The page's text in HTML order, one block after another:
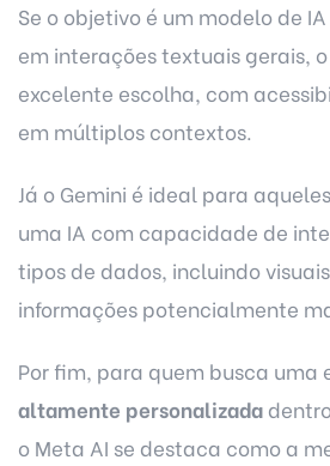
Se o objetivo é um modelo de
em interações textuais gerais,
excelente escolha, com
em múltiplos contextos.
Já o Gemini é ideal para
uma IA com capacidade de
tipos de dados, incluindo
informações potencialmente
Por fim, para quem busca uma
altamente personalizada
o Meta AI se destaca como a